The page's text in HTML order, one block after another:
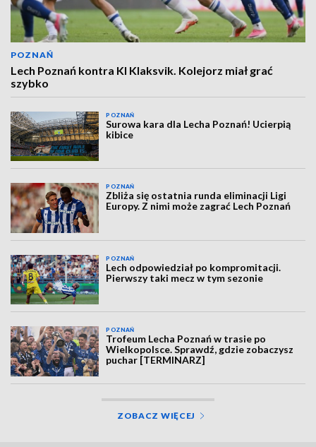
POZNAŃ
Lech Poznań kontra KI Klaksvik. Kolejorz miał grać
szybko
POZNAŃ
Surowa kara dla Lecha Poznań! Ucierpią
kibice
POZNAŃ
Zbliża się ostatnia runda eliminacji Ligi
Europy. Z nimi może zagrać Lech Poznań
POZNAŃ
Lech odpowiedział po kompromitacji.
Pierwszy taki mecz w tym sezonie
POZNAŃ
Trofeum Lecha Poznań w trasie po
Wielkopolsce. Sprawdź, gdzie zobaczysz
puchar [TERMINARZ]
ZOBACZ WIĘCEJ